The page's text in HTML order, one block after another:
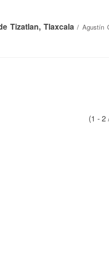
Tizatlan, Tlaxcala / Agustín
(1 - 2